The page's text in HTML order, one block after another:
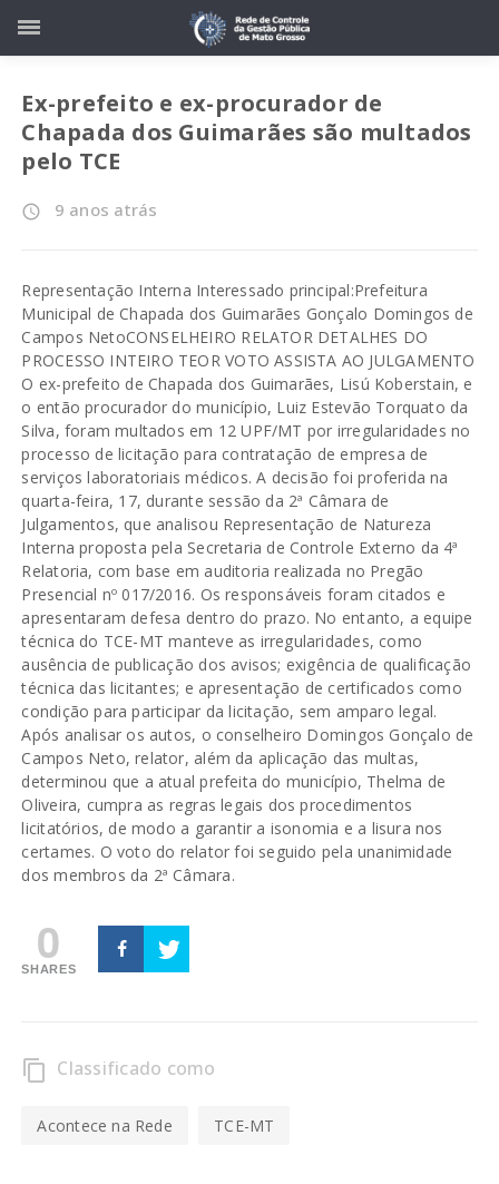
Ex-prefeito e ex-procurador de
Chapada dos Guimarães são multados
pelo TCE
access_time 9 anos atrás
Representação Interna Interessado principal:Prefeitura
Municipal de Chapada dos Guimarães Gonçalo Domingos de
Campos NetoCONSELHEIRO RELATOR DETALHES DO
PROCESSO INTEIRO TEOR VOTO ASSISTA AO JULGAMENTO
O ex-prefeito de Chapada dos Guimarães, Lisú Koberstain, e
o então procurador do município, Luiz Estevão Torquato da
Silva, foram multados em 12 UPF/MT por irregularidades no
processo de licitação para contratação de empresa de
serviços laboratoriais médicos. A decisão foi proferida na
quarta-feira, 17, durante sessão da 2ª Câmara de
Julgamentos, que analisou Representação de Natureza
Interna proposta pela Secretaria de Controle Externo da 4ª
Relatoria, com base em auditoria realizada no Pregão
Presencial nº 017/2016. Os responsáveis foram citados e
apresentaram defesa dentro do prazo. No entanto, a equipe
técnica do TCE-MT manteve as irregularidades, como
ausência de publicação dos avisos; exigência de qualificação
técnica das licitantes; e apresentação de certificados como
condição para participar da licitação, sem amparo legal.
Após analisar os autos, o conselheiro Domingos Gonçalo de
Campos Neto, relator, além da aplicação das multas,
determinou que a atual prefeita do município, Thelma de
Oliveira, cumpra as regras legais dos procedimentos
licitatórios, de modo a garantir a isonomia e a lisura nos
certames. O voto do relator foi seguido pela unanimidade
dos membros da 2ª Câmara.
0
SHARES
content_copy Classificado como
Acontece na Rede TCE-MT